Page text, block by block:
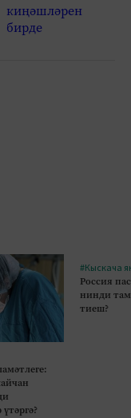
#Кыскача
Россия
нинди
тиеш?